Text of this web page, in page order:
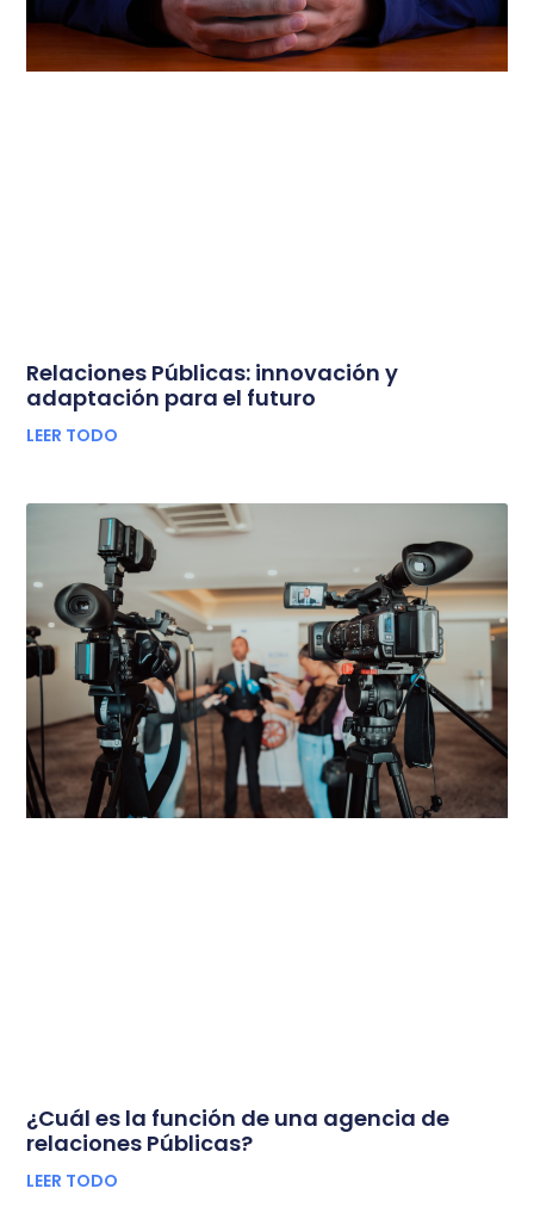
Relaciones Públicas: innovación y
adaptación para el futuro
LEER TODO
¿Cuál es la función de una agencia de
relaciones Públicas?
LEER TODO